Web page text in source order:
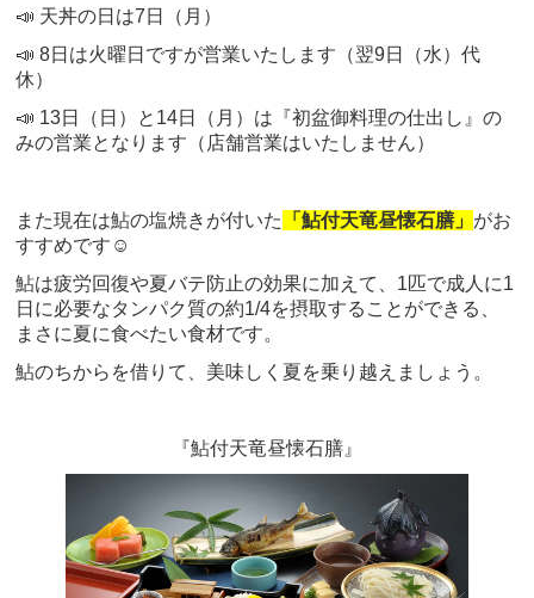
📣 天丼の日は7日（月）
📣 8日は火曜日ですが営業いたします（翌9日（水）代
休）
📣 13日（日）と14日（月）は『初盆御料理の仕出し』の
みの営業となります（店舗営業はいたしません）
また現在は鮎の塩焼きが付いた 「鮎付天竜昼懐石膳」 がお
すすめです☺️
鮎は疲労回復や夏バテ防止の効果に加えて、1匹で成人に1
日に必要なタンパク質の約1/4を摂取することができる、
まさに夏に食べたい食材です。
鮎のちからを借りて、美味しく夏を乗り越えましょう。
『鮎付天竜昼懐石膳』